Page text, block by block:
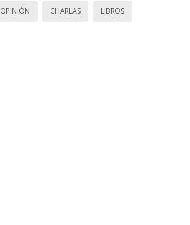
OPINIÓN CHARLAS LIBROS